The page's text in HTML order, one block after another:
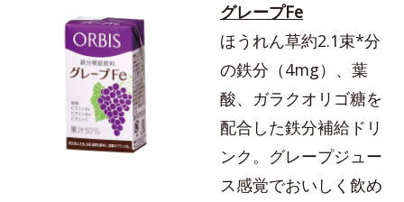
グレープFe
ほうれん草約2.1束*分
の鉄分（4mg）、葉
酸、ガラクオリゴ糖を
配合した鉄分補給ドリ
ンク。グレープジュー
ス感覚でおいしく飲め